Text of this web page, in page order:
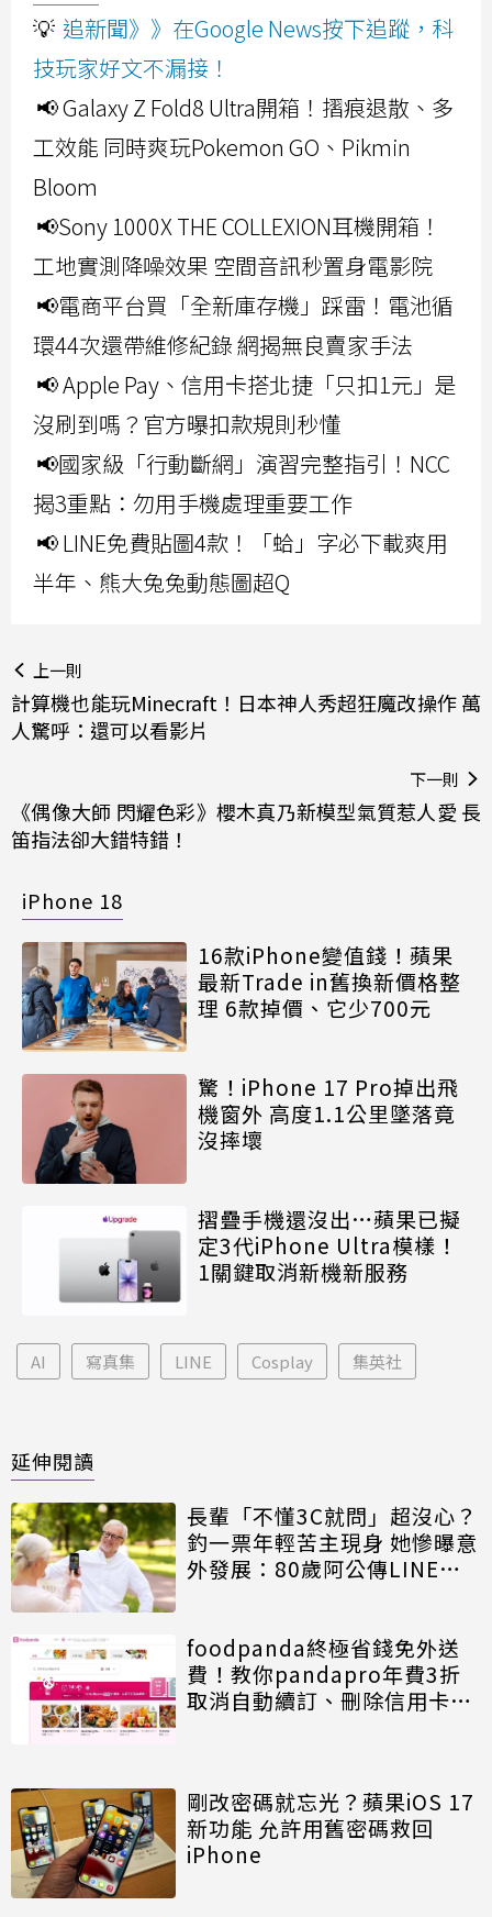
💡 追新聞》》在Google News按下追蹤，科
技玩家好文不漏接！
📢 Galaxy Z Fold8 Ultra開箱！摺痕退散、多
工效能 同時爽玩Pokemon GO、Pikmin
Bloom
📢Sony 1000X THE COLLEXION耳機開箱！
工地實測降噪效果 空間音訊秒置身電影院
📢電商平台買「全新庫存機」踩雷！電池循
環44次還帶維修紀錄 網揭無良賣家手法
📢 Apple Pay、信用卡搭北捷「只扣1元」是
沒刷到嗎？官方曝扣款規則秒懂
📢國家級「行動斷網」演習完整指引！NCC
揭3重點：勿用手機處理重要工作
📢 LINE免費貼圖4款！「蛤」字必下載爽用
半年、熊大兔兔動態圖超Q
上一則
計算機也能玩Minecraft！日本神人秀超狂魔改操作 萬
人驚呼：還可以看影片
下一則
《偶像大師 閃耀色彩》櫻木真乃新模型氣質惹人愛 長
笛指法卻大錯特錯！
iPhone 18
16款iPhone變值錢！蘋果
最新Trade in舊換新價格整
理 6款掉價、它少700元
驚！iPhone 17 Pro掉出飛
機窗外 高度1.1公里墜落竟
沒摔壞
摺疊手機還沒出…蘋果已擬
定3代iPhone Ultra模樣！
1關鍵取消新機新服務
AI 寫真集 LINE Cosplay 集英社
延伸閱讀
長輩「不懂3C就問」超沒心？
釣一票年輕苦主現身 她慘曝意
外發展：80歲阿公傳LINE追
foodpanda終極省錢免外送
費！教你pandapro年費3折
取消自動續訂、刪除信用卡一
剛改密碼就忘光？蘋果iOS 17
新功能 允許用舊密碼救回
iPhone